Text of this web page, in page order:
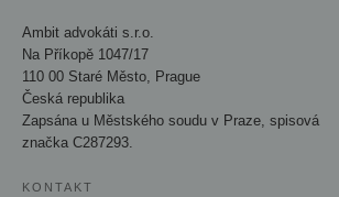
Ambit advokáti s.r.o.
Na Příkopě 1047/17
110 00 Staré Město, Prague
Česká republika
Zapsána u Městského soudu v Praze, spisová
značka C287293.
KONTAKT